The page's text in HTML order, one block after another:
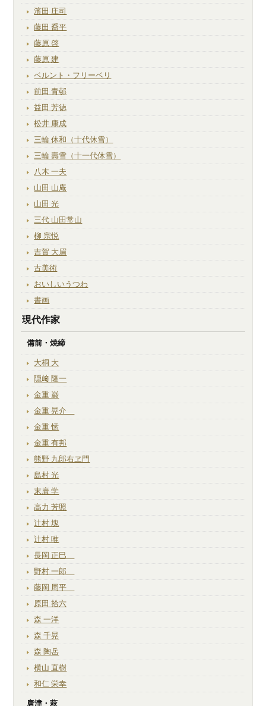
濱田 庄司
藤田 喬平
藤原 啓
藤原 建
ベルント・フリーベリ
前田 青邨
益田 芳徳
松井 康成
三輪 休和（十代休雪）
三輪 壽雪（十一代休雪）
八木 一夫
山田 山庵
山田 光
三代 山田常山
柳 宗悦
吉賀 大眉
古美術
おいしいうつわ
書画
現代作家
備前・焼締
大桐 大
隠﨑 隆一
金重 巌
金重 晃介
金重 愫
金重 有邦
熊野 九郎右ヱ門
島村 光
末廣 学
高力 芳照
辻村 塊
辻村 唯
長岡 正巳
野村 一郎
藤岡 周平
原田 拾六
森 一洋
森 千晃
森 陶岳
横山 直樹
和仁 栄幸
唐津・萩